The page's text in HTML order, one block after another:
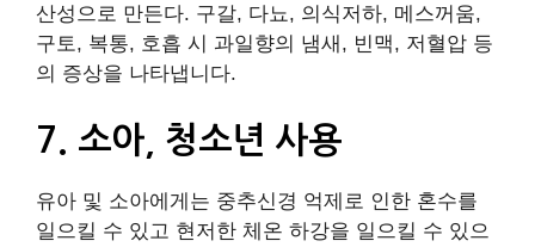
산성으로 만든다. 구갈, 다뇨, 의식저하, 메스꺼움,
구토, 복통, 호흡 시 과일향의 냄새, 빈맥, 저혈압 등
의 증상을 나타냅니다.
7. 소아, 청소년 사용
유아 및 소아에게는 중추신경 억제로 인한 혼수를
일으킬 수 있고 현저한 체온 하강을 일으킬 수 있으